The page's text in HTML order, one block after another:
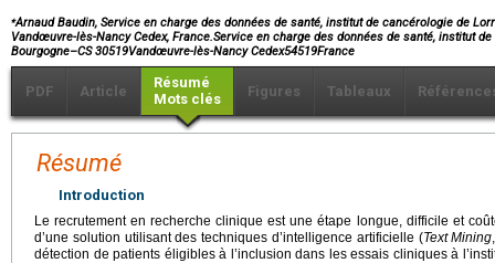
⁎Arnaud Baudin, Service en charge des données de santé, institut de cancérologie de
Vandœuvre-lès-Nancy Cedex, France.Service en charge des données de santé, institut
Bourgogne–CS 30519Vandœuvre-lès-Nancy Cedex54519France
PDF Article
Résumé
Mots clés
Figures Tableaux
Résumé
Introduction
Le recrutement en recherche clinique est une étape longue, difficile et
d’une solution utilisant des techniques d’intelligence artificielle (Text Mining
détection de patients éligibles à l’inclusion dans les essais cliniques à